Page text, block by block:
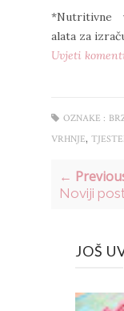
*Nutritivne
alata za
Uvjeti
OZNAKE :
VRHNJE,
←
Noviji post
JOŠ